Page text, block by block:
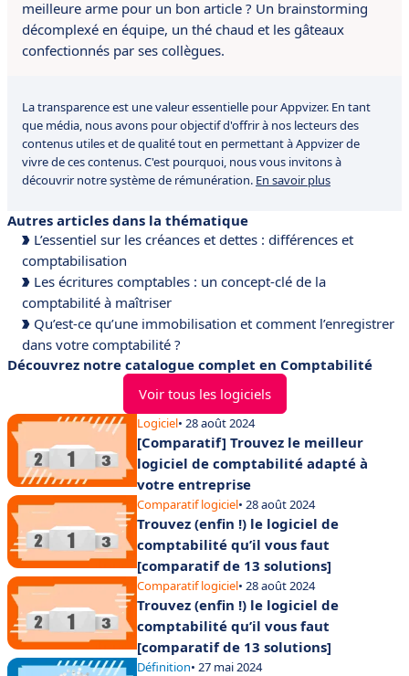
meilleure arme pour un bon article ? Un brainstorming
décomplexé en équipe, un thé chaud et les gâteaux
confectionnés par ses collègues.
La transparence est une valeur essentielle pour Appvizer. En tant
que média, nous avons pour objectif d'offrir à nos lecteurs des
contenus utiles et de qualité tout en permettant à Appvizer de
vivre de ces contenus. C'est pourquoi, nous vous invitons à
découvrir notre système de rémunération. En savoir plus
Autres articles dans la thématique
L’essentiel sur les créances et dettes : différences et
comptabilisation
Les écritures comptables : un concept-clé de la
comptabilité à maîtriser
Qu’est-ce qu’une immobilisation et comment l’enregistrer
dans votre comptabilité ?
Découvrez notre catalogue complet en Comptabilité
Voir tous les logiciels
Logiciel• 28 août 2024
[Comparatif] Trouvez le meilleur
logiciel de comptabilité adapté à
votre entreprise
Comparatif logiciel• 28 août 2024
Trouvez (enfin !) le logiciel de
comptabilité qu’il vous faut
[comparatif de 13 solutions]
Comparatif logiciel• 28 août 2024
Trouvez (enfin !) le logiciel de
comptabilité qu’il vous faut
[comparatif de 13 solutions]
Définition• 27 mai 2024